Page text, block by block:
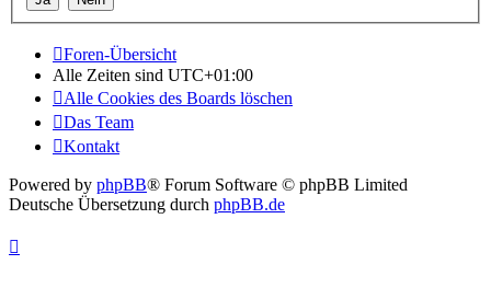
Foren-Übersicht
Alle Zeiten sind UTC+01:00
Alle Cookies des Boards löschen
Das Team
Kontakt
Powered by phpBB® Forum Software © phpBB Limited
Deutsche Übersetzung durch phpBB.de